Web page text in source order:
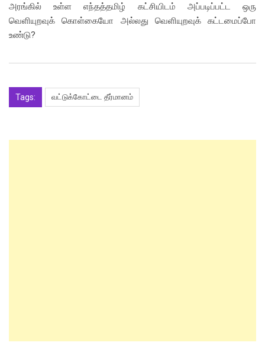
அரங்கில் உள்ள எந்தத்தமிழ் கட்சியிடம் அப்படிப்பட்ட ஒரு
வெளியுறவுக் கொள்கையோ அல்லது வெளியுறவுக் கட்டமைப்போ
உண்டு?
Tags: வட்டுக்கோட்டை தீர்மானம்